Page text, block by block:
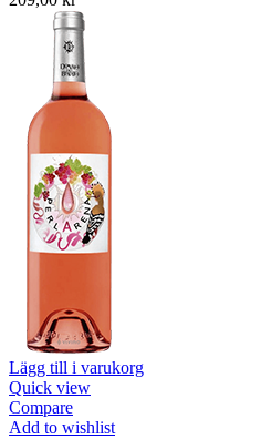
Lägg till i varukorg
Quick view
Compare
Add to wishlist